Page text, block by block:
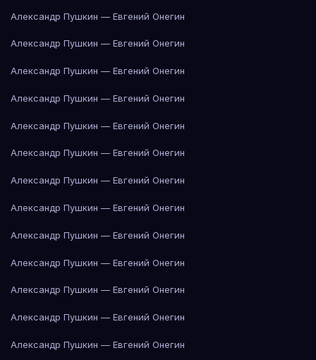
Александр Пушкин — Евгений Онегин
Александр Пушкин — Евгений Онегин
Александр Пушкин — Евгений Онегин
Александр Пушкин — Евгений Онегин
Александр Пушкин — Евгений Онегин
Александр Пушкин — Евгений Онегин
Александр Пушкин — Евгений Онегин
Александр Пушкин — Евгений Онегин
Александр Пушкин — Евгений Онегин
Александр Пушкин — Евгений Онегин
Александр Пушкин — Евгений Онегин
Александр Пушкин — Евгений Онегин
Александр Пушкин — Евгений Онегин